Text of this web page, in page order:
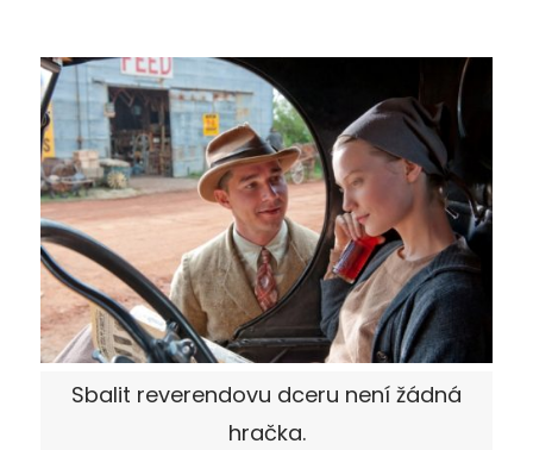
Sbalit reverendovu dceru není žádná
hračka.